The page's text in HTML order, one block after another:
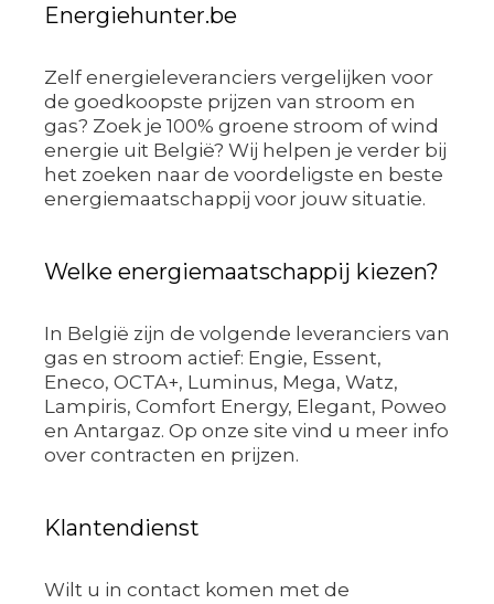
Energiehunter.be
Zelf energieleveranciers vergelijken voor
de goedkoopste prijzen van stroom en
gas? Zoek je 100% groene stroom of wind
energie uit België? Wij helpen je verder bij
het zoeken naar de voordeligste en beste
energiemaatschappij voor jouw situatie.
Welke energiemaatschappij kiezen?
In België zijn de volgende leveranciers van
gas en stroom actief: Engie, Essent,
Eneco, OCTA+, Luminus, Mega, Watz,
Lampiris, Comfort Energy, Elegant, Poweo
en Antargaz. Op onze site vind u meer info
over contracten en prijzen.
Klantendienst
Wilt u in contact komen met de